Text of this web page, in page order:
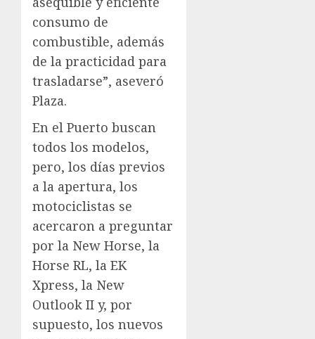
consumo de
combustible, además
de la practicidad para
trasladarse”, aseveró
Plaza.
En el Puerto buscan
todos los modelos,
pero, los días previos
a la apertura, los
motociclistas se
acercaron a preguntar
por la New Horse, la
Horse RL, la EK
Xpress, la New
Outlook II y, por
supuesto, los nuevos